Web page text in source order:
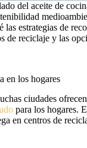
del aceite de
las estrategias de
de reciclaje y las
en los hogares
ciudades ofrecen
para los hogares.
en centros de